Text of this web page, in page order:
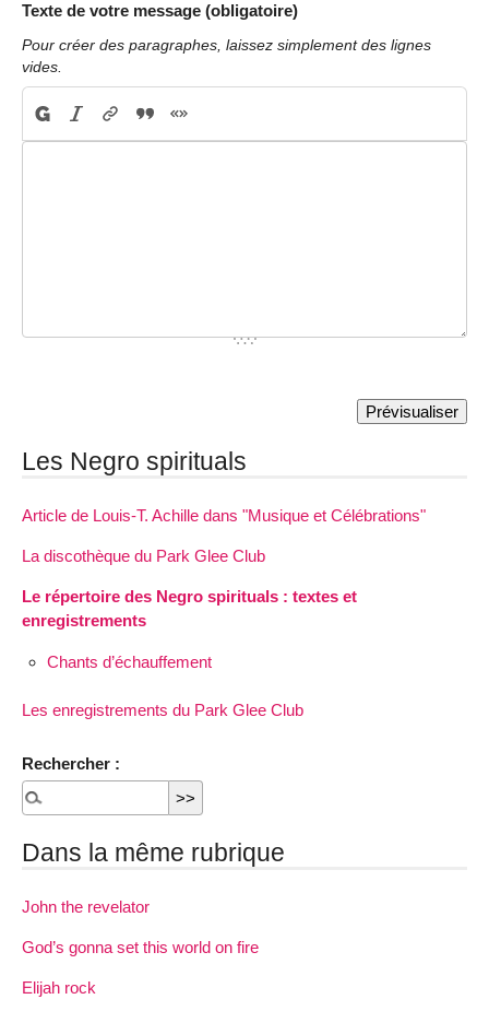
Texte de votre message (obligatoire)
Pour créer des paragraphes, laissez simplement des lignes
vides.
Les Negro spirituals
Article de Louis-T. Achille dans "Musique et Célébrations"
La discothèque du Park Glee Club
Le répertoire des Negro spirituals : textes et
enregistrements
Chants d’échauffement
Les enregistrements du Park Glee Club
Rechercher :
Dans la même rubrique
John the revelator
God’s gonna set this world on fire
Elijah rock